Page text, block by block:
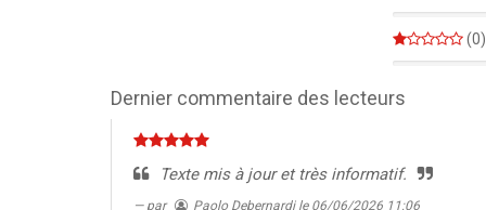
(0)
Dernier commentaire des lecteurs
Texte mis à jour et très informatif.
par Paolo Debernardi le 06/06/2026 11:06